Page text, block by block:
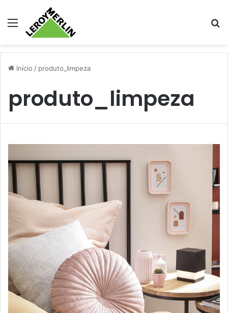
Menu
Início / produto_limpeza
produto_limpeza